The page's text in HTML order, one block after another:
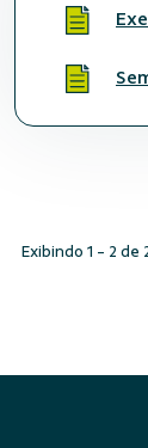
Exibindo 1 - 2 de